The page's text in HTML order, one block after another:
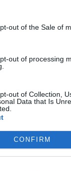
out of the Sale of
out of processing
out of Collection,
Data that Is
CONFIRM